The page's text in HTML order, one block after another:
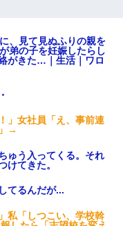
、見て見ぬふりの親を
弟の子を妊娠したらし
がきた…｜生活｜ワロ
」女社員「え、事前連
→
ゅう入ってくる。それ
けてきた。
てるんだが...
私「しつこい、学校斡